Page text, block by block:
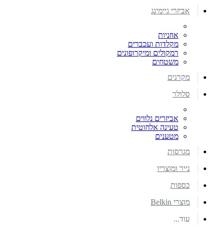
אביזרי גיימינג
אוזניות
מקלדות ועכברים
רמקולים ומיקרופונים
משטחים
מקרנים
סלולר
אביזרים נלווים
טעינה אלחוטית
מטענים
מגרסות
נייר ומוצריו
כספות
מוצרי Belkin
עוד...